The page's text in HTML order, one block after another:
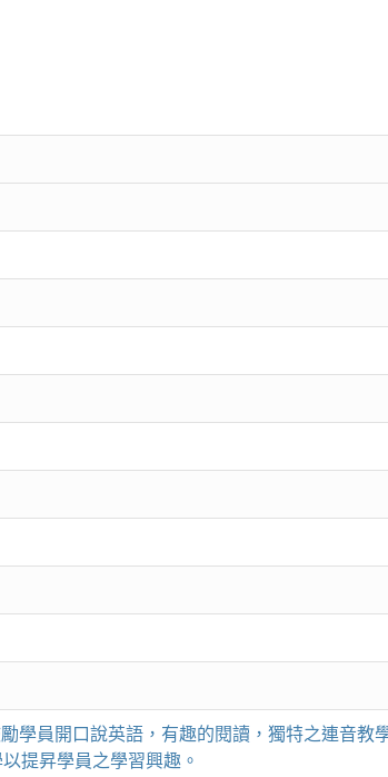
學員開口說英語，有趣的閱讀，獨特之連音教
提昇學員之學習興趣。